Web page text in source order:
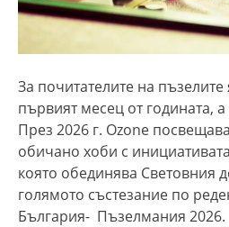
За почитателите на
първият месец от годината,
През 2026 г. Ozone
обичано хоби с
която обединява Световния
голямото състезание по
България- Пъзелмания 2026.